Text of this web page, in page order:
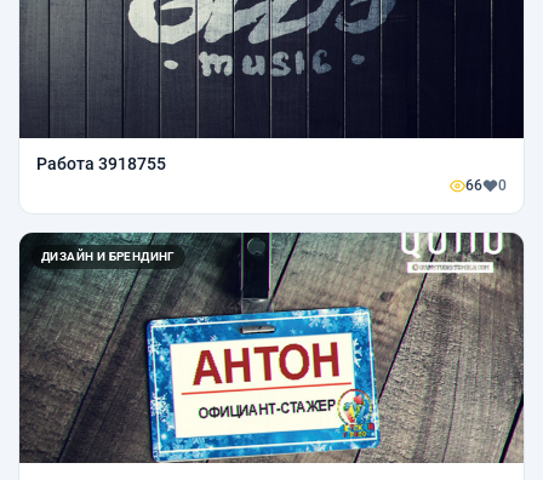
Работа 3918755
66 0
ДИЗАЙН И БРЕНДИНГ